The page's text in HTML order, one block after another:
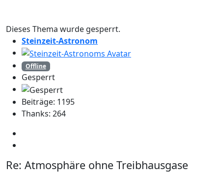
Dieses Thema wurde gesperrt.
Steinzeit-Astronom
Offline
Gesperrt
Beiträge: 1195
Thanks: 264
Re: Atmosphäre ohne Treibhausgase